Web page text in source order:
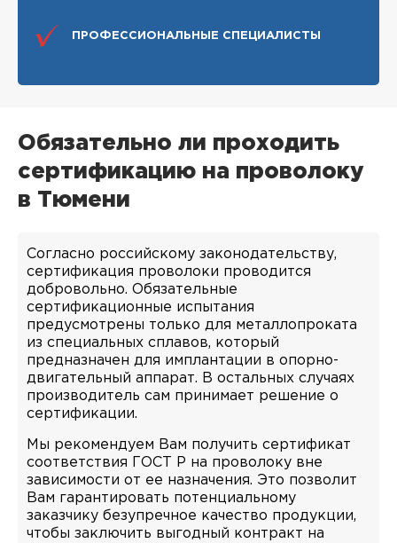
ПРОФЕССИОНАЛЬНЫЕ СПЕЦИАЛИСТЫ
Обязательно ли проходить
сертификацию на проволоку
в Тюмени
Согласно российскому законодательству,
сертификация проволоки проводится
добровольно. Обязательные
сертификационные испытания
предусмотрены только для металлопроката
из специальных сплавов, который
предназначен для имплантации в опорно-
двигательный аппарат. В остальных случаях
производитель сам принимает решение о
сертификации.
Мы рекомендуем Вам получить сертификат
соответствия ГОСТ Р на проволоку вне
зависимости от ее назначения. Это позволит
Вам гарантировать потенциальному
заказчику безупречное качество продукции,
чтобы заключить выгодный контракт на